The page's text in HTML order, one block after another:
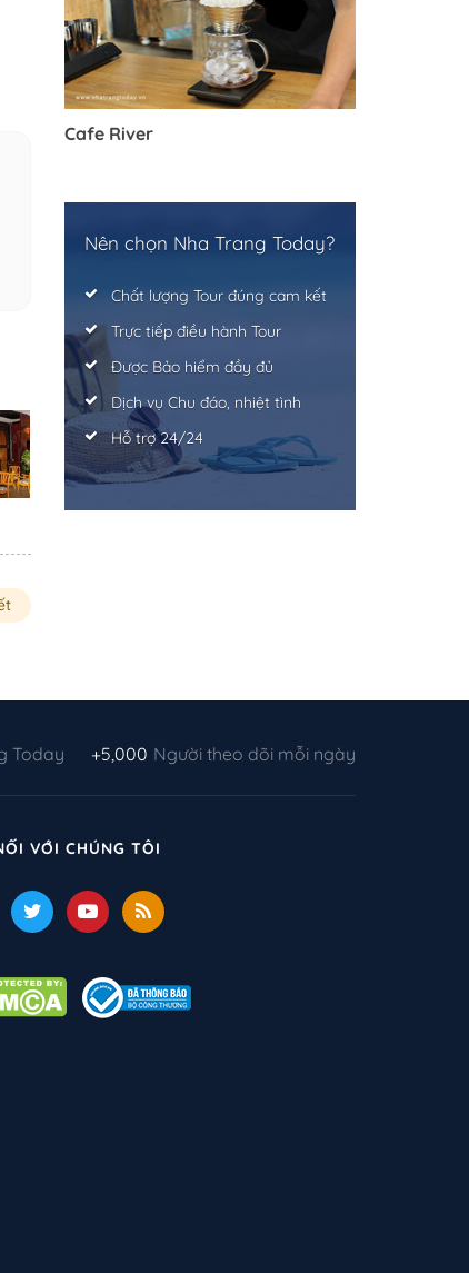
Cafe River
Nên chọn Nha Trang Today?
Chất lượng Tour đúng cam kết
Trực tiếp điều hành Tour
Được Bảo hiểm đầy đủ
Dịch vụ Chu đáo, nhiệt tình
Hỗ trợ 24/24
Today +5,000 Người theo dõi mỗi ngày
VỚI CHÚNG TÔI